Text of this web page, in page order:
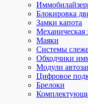
Блокировка
Замки капота
Механическая
Маяки
Системы
Обходчики
Модули
Цифровое
Брелоки